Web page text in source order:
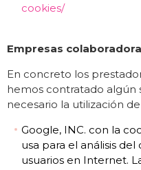
cookies/
Empresas
En concreto los
hemos contratado algún
necesario la utilización
Google, INC. con la
usa para el análisis
usuarios en Internet.